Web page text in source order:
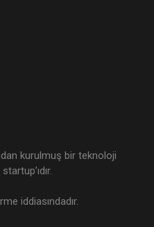
kurulmuş bir teknoloji
iddiasındadır.